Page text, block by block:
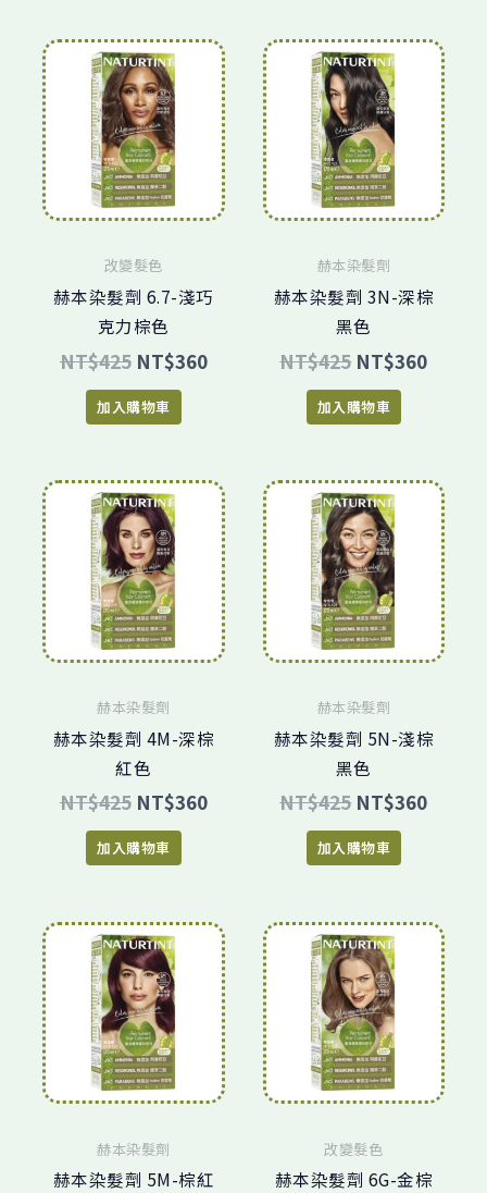
改變髮色
赫本染髮劑 6.7-淺巧
克力棕色
NT$425
原
始
價
格：
NT$425。
NT$360
目
前
價
格：
NT$360。
加入購物車
赫本染髮劑
赫本染髮劑 3N-深棕
黑色
NT$425
原
始
價
格：
NT$425。
NT$360
目
前
價
格：
加入購物車
赫本染髮劑
赫本染髮劑 4M-深棕
紅色
NT$425
原
始
價
格：
NT$425。
NT$360
目
前
價
格：
NT$360。
加入購物車
赫本染髮劑
赫本染髮劑 5N-淺棕
黑色
NT$425
原
始
價
格：
NT$425。
NT$360
目
前
價
格：
加入購物車
赫本染髮劑
赫本染髮劑 5M-棕紅
原
始
價
格：
NT$425。
目
前
價
格：
NT$360。
改變髮色
赫本染髮劑 6G-金棕
原
始
價
格：
NT$425。
目
前
價
格：